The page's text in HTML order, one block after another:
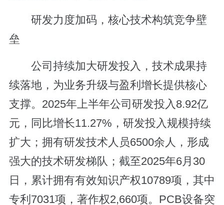
研发力度加码，核心技术构筑竞争壁
垒
公司持续加大研发投入，技术成果持
续落地，为业务升级与盈利增长提供核心
支撑。2025年上半年公司研发投入8.92亿
元，同比增长11.27%，研发投入规模持续
扩大；拥有研发技术人员6500余人，形成
强大的技术研发梯队；截至2025年6月30
日，累计拥有有效知识产权10789项，其中
专利7031项，著作权2,660项。PCB设备突